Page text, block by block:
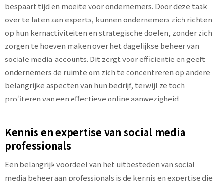
bespaart tijd en moeite voor ondernemers. Door deze taak
over te laten aan experts, kunnen ondernemers zich richten
op hun kernactiviteiten en strategische doelen, zonder zich
zorgen te hoeven maken over het dagelijkse beheer van
sociale media-accounts. Dit zorgt voor efficiëntie en geeft
ondernemers de ruimte om zich te concentreren op andere
belangrijke aspecten van hun bedrijf, terwijl ze toch
profiteren van een effectieve online aanwezigheid.
Kennis en expertise van social media
professionals
Een belangrijk voordeel van het uitbesteden van social
media beheer aan professionals is de kennis en expertise die